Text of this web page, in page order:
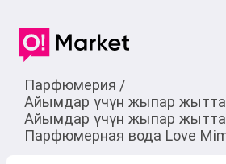
Парфюмерия /
Айымдар үчүн жыпар
Айымдар үчүн жыпар
Парфюмерная вода Love